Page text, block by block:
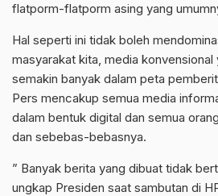
flatporm-flatporm asing yang
Hal seperti ini tidak boleh
masyarakat kita, media konvensional
semakin banyak dalam peta
Pers mencakup semua media
dalam bentuk digital dan semua
dan sebebas-bebasnya.
” Banyak berita yang dibuat tidak
ungkap Presiden saat sambutan di